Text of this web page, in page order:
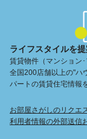
ライフスタイルを
賃貸物件（マンション
全国200店舗以上の"ハ
パートの賃貸住宅情報
お部屋さがしのリクエ
利用者情報の外部送信